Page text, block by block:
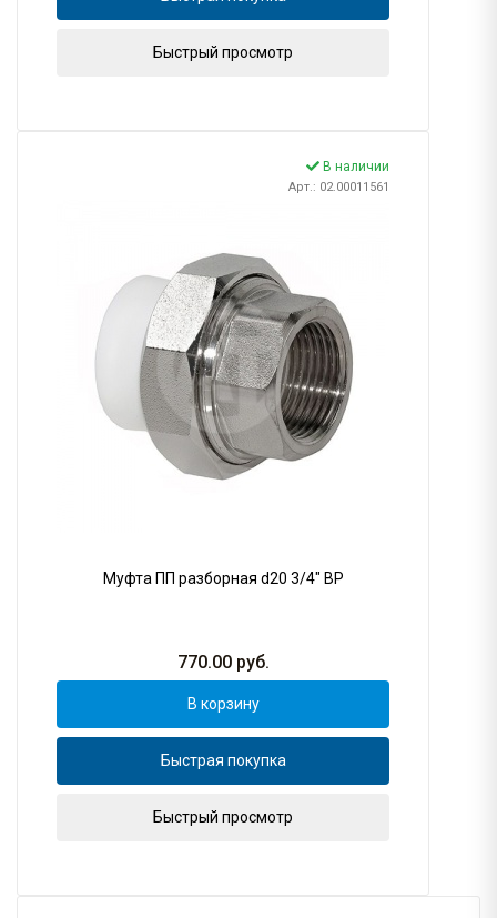
Быстрый просмотр
В наличии
Арт.: 02.00011561
Муфта ПП разборная d20 3/4" ВР
770.00руб.
В корзину
Быстрая покупка
Быстрый просмотр